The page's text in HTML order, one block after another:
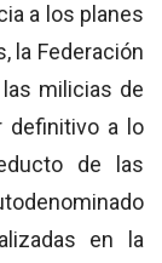
a los planes
la Federación
milicias de
definitivo a lo
de las
en la